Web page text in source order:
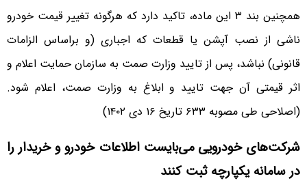
همچنین بند ٣ این ماده، تاکید دارد که هرگونه تغییر قیمت خودرو
ناشی از نصب آپشن یا قطعات که اجباری (و براساس الزامات
قانونی) نباشد، پس از تایید وزارت صمت به سازمان حمایت اعلام و
اثر قیمتی آن جهت تایید و ابلاغ به وزارت صمت، اعلام شود.
(اصلاحی طی مصوبه ۶٣٣ تاریخ ۱۶ دی ۱۴۰۲)
شرکت‌های خودرویی می‌بایست اطلاعات خودرو و خریدار را
در سامانه یکپارچه ثبت کنند